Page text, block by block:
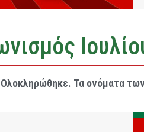
Ολοκληρώθηκε. Τα ονόματα